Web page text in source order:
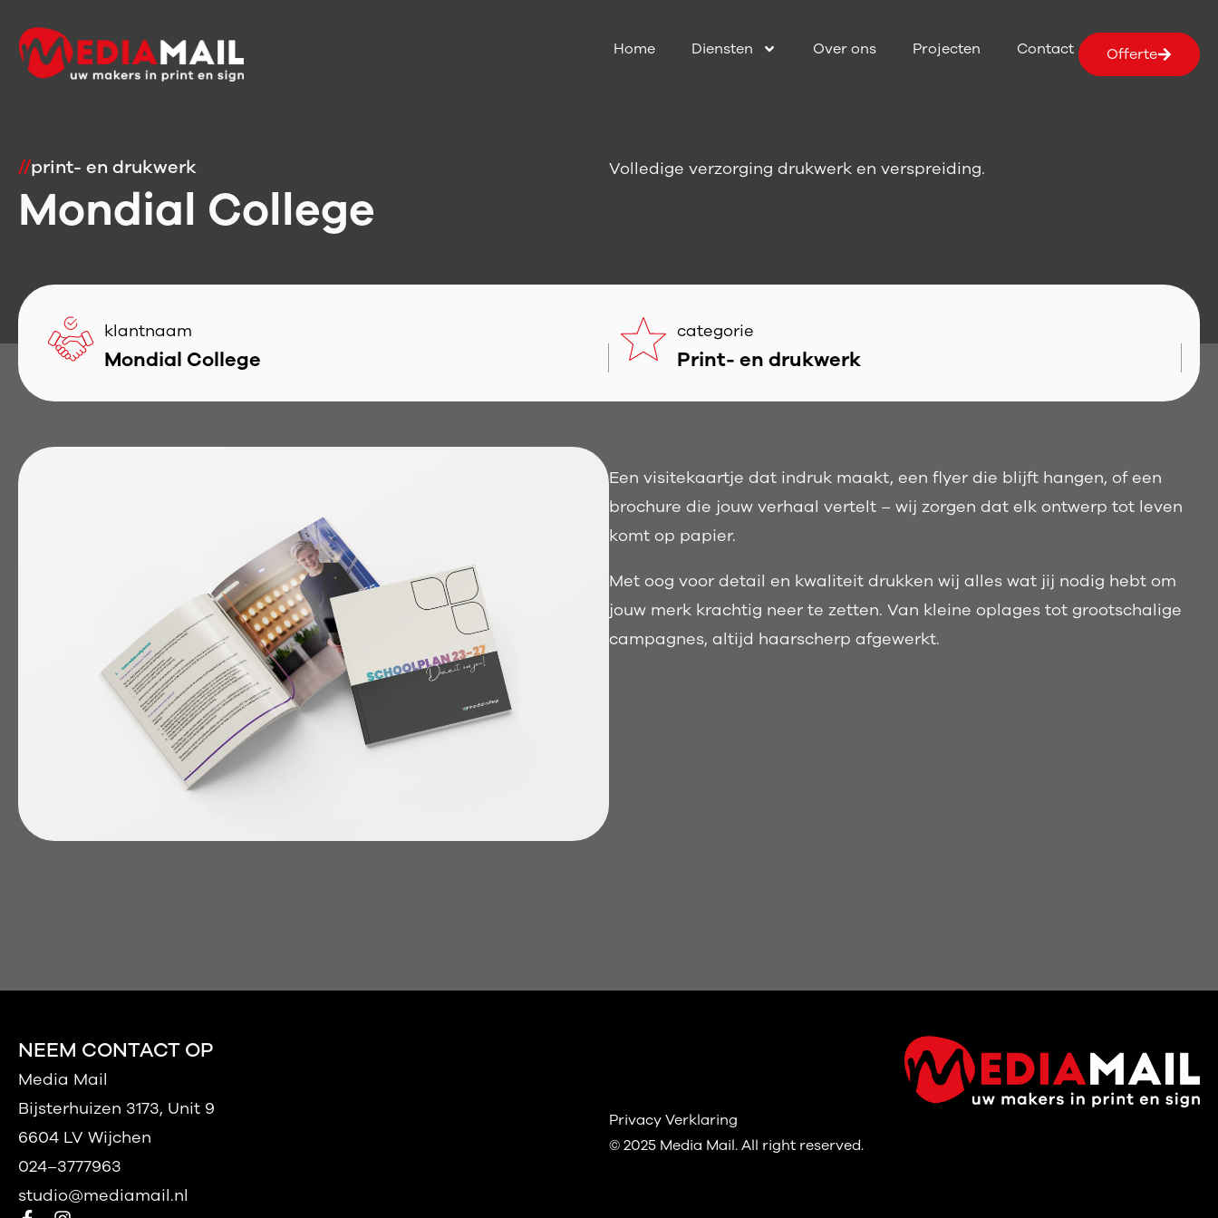
Home Diensten Over ons Projecten Contact Offerte
//print- en drukwerk
Mondial College
Volledige verzorging drukwerk en verspreiding.
klantnaam
Mondial College
categorie
Print- en drukwerk
Een visitekaartje dat indruk maakt, een flyer die blijft hangen, of een
brochure die jouw verhaal vertelt – wij zorgen dat elk ontwerp tot leven
komt op papier.
Met oog voor detail en kwaliteit drukken wij alles wat jij nodig hebt om
jouw merk krachtig neer te zetten. Van kleine oplages tot grootschalige
campagnes, altijd haarscherp afgewerkt.
NEEM CONTACT OP
Media Mail
Bijsterhuizen 3173, Unit 9
6604 LV Wijchen
024–3777963
studio@mediamail.nl
Privacy Verklaring
© 2025 Media Mail.All right reserved.